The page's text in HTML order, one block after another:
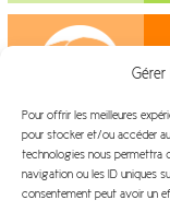
Pour offrir les meilleures
pour stocker et/ou accéder
technologies nous permettra
navigation ou les ID uniques
consentement peut avoir un